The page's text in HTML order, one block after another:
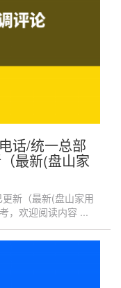
话/统一总部
最新(盘山家
新（最新(盘山家用
，欢迎阅读内容 ...